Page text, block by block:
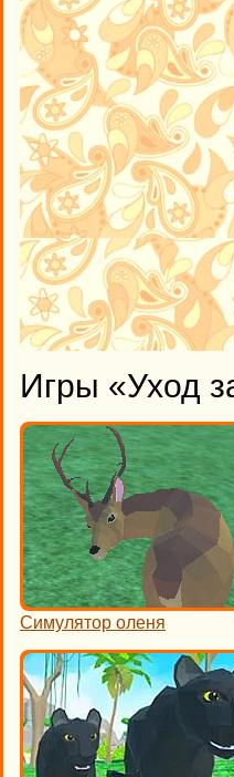
Игры «Уход
Симулятор оленя